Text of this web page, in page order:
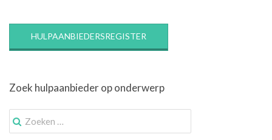
HULPAANBIEDERSREGISTER
Zoek hulpaanbieder op onderwerp
Zoek
naar: